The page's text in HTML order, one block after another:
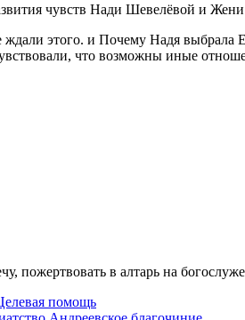
чувств Нади Шевелёвой и
ждали этого. и Почему Надя
что возможны иные
пожертвовать в алтарь на
помощь